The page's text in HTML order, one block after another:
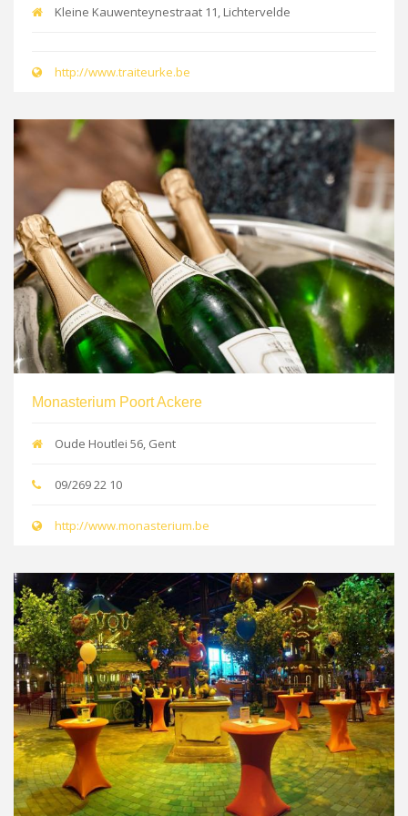
Kleine Kauwenteynestraat 11, Lichtervelde
http://www.traiteurke.be
Monasterium Poort Ackere
Oude Houtlei 56, Gent
09/269 22 10
http://www.monasterium.be